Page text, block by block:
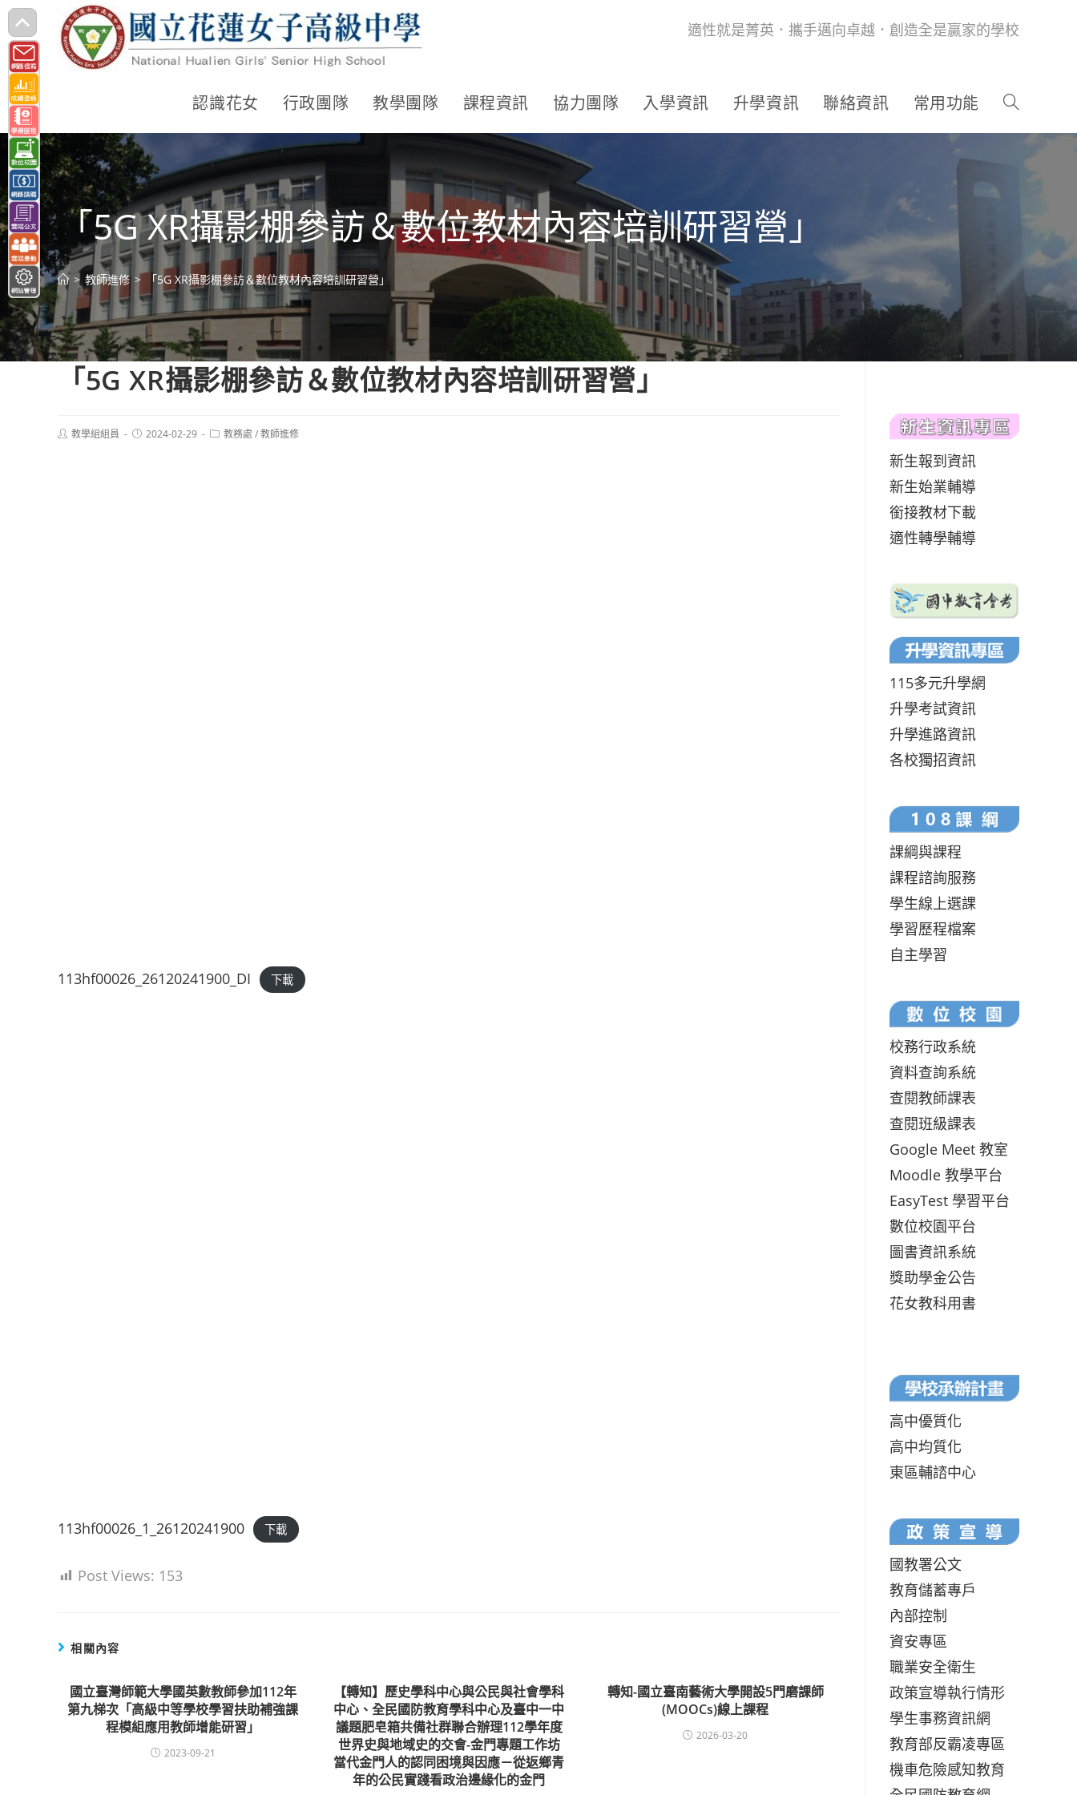
跳
轉
至
主
要
內
容
適性就是菁英．攜手邁向卓越．創造全是贏家的學校
認識花女 行政團隊 教學團隊 課程資訊 協力團隊 入學資訊 升學資訊 聯絡資訊 常用功能
「5G XR攝影棚參訪＆數位教材內容培訓研習營」
> 教師進修 > 「5G XR攝影棚參訪＆數位教材內容培訓研習營」
「5G XR攝影棚參訪＆數位教材內容培訓研習營」
Post教學組組員
Post2024-02-29
Post教務處 /教師進修
113hf00026_26120241900_DI 下載
113hf00026_1_26120241900 下載
Post Views: 153
相關內容
國立臺灣師範大學國英數教師參加112年
第九梯次「高級中等學校學習扶助補強課
程模組應用教師增能研習」
2023-09-21
【轉知】歷史學科中心與公民與社會學科
中心、全民國防教育學科中心及臺中一中
議題肥皂箱共備社群聯合辦理112學年度
世界史與地域史的交會-金門專題工作坊
當代金門人的認同困境與因應－從返鄉青
年的公民實踐看政治邊緣化的金門
轉知-國立臺南藝術大學開設5門磨課師
(MOOCs)線上課程
2026-03-20
新生報到資訊
新生始業輔導
銜接教材下載
適性轉學輔導
115多元升學網
升學考試資訊
升學進路資訊
各校獨招資訊
課綱與課程
課程諮詢服務
學生線上選課
學習歷程檔案
自主學習
校務行政系統
資料查詢系統
查閱教師課表
查閱班級課表
Google Meet 教室
Moodle 教學平台
EasyTest 學習平台
數位校園平台
圖書資訊系統
獎助學金公告
花女教科用書
高中優質化
高中均質化
東區輔諮中心
國教署公文
教育儲蓄專戶
內部控制
資安專區
職業安全衛生
政策宣導執行情形
學生事務資訊網
教育部反霸凌專區
機車危險感知教育